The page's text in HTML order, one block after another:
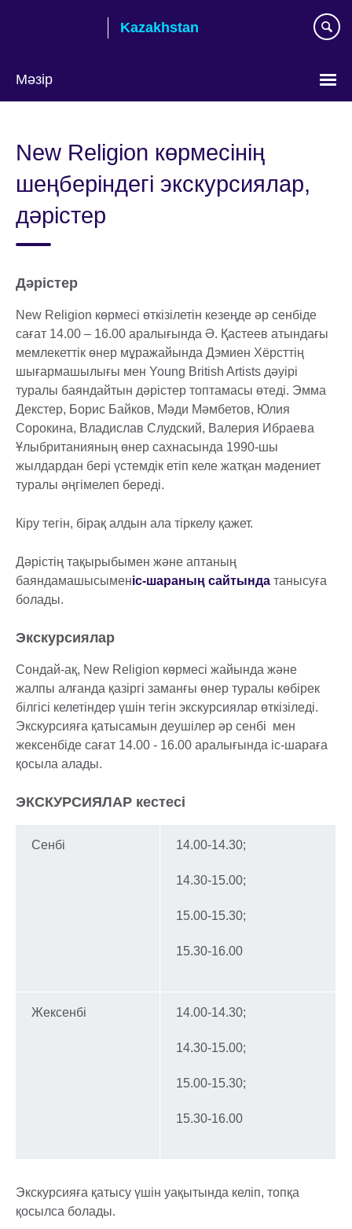
Kazakhstan
Мәзір
New Religion көрмесінің
шеңберіндегі экскурсиялар,
дәрістер
Дәрістер
New Religion көрмесі өткізілетін кезеңде әр сенбіде
сағат 14.00 – 16.00 аралығында Ә. Қастеев атындағы
мемлекеттік өнер мұражайында Дэмиен Хёрсттің
шығармашылығы мен Young British Artists дәуірі
туралы баяндайтын дәрістер топтамасы өтеді. Эмма
Декстер, Борис Байков, Мәди Мәмбетов, Юлия
Сорокина, Владислав Слудский, Валерия Ибраева
Ұлыбританияның өнер сахнасында 1990-шы
жылдардан бері үстемдік етіп келе жатқан мәдениет
туралы әңгімелеп береді.
Кіру тегін, бірақ алдын ала тіркелу қажет.
Дәрістің тақырыбымен және аптаның
баяндамашысыменіс-шараның сайтында танысуға
болады.
Экскурсиялар
Сондай-ақ, New Religion көрмесі жайында және
жалпы алғанда қазіргі заманғы өнер туралы көбірек
білгісі келетіндер үшін тегін экскурсиялар өткізіледі.
Экскурсияға қатысамын деушілер әр сенбі мен
жексенбіде сағат 14.00 - 16.00 аралығында іс-шараға
қосыла алады.
ЭКСКУРСИЯЛАР кестесi
Сенбі 14.00-14.30;
14.30-15.00;
15.00-15.30;
15.30-16.00
Жексенбі 14.00-14.30;
14.30-15.00;
15.00-15.30;
15.30-16.00
Экскурсияға қатысу үшін уақытында келіп, топқа
қосылса болады.